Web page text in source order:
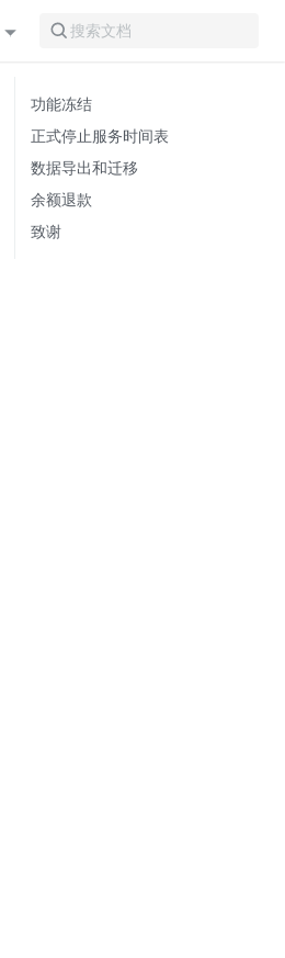
搜索文档
功能冻结
正式停止服务时间表
数据导出和迁移
余额退款
致谢